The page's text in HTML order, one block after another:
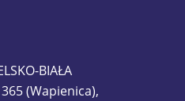
BIAŁA
(Wapienica),